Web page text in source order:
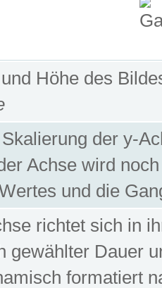
Höhe des
der y-
Achse wird
und die
richtet sich in
gewählter Dauer
formatiert